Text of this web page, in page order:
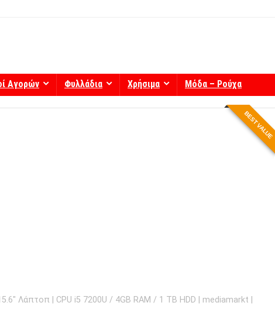
Αγορών Φυλλάδια Χρήσιμα Μόδα – Ρούχα
Λάπτοπ | CPU i5 7200U / 4GB RAM / 1 TB HDD | mediamarkt |
BEST VALUE